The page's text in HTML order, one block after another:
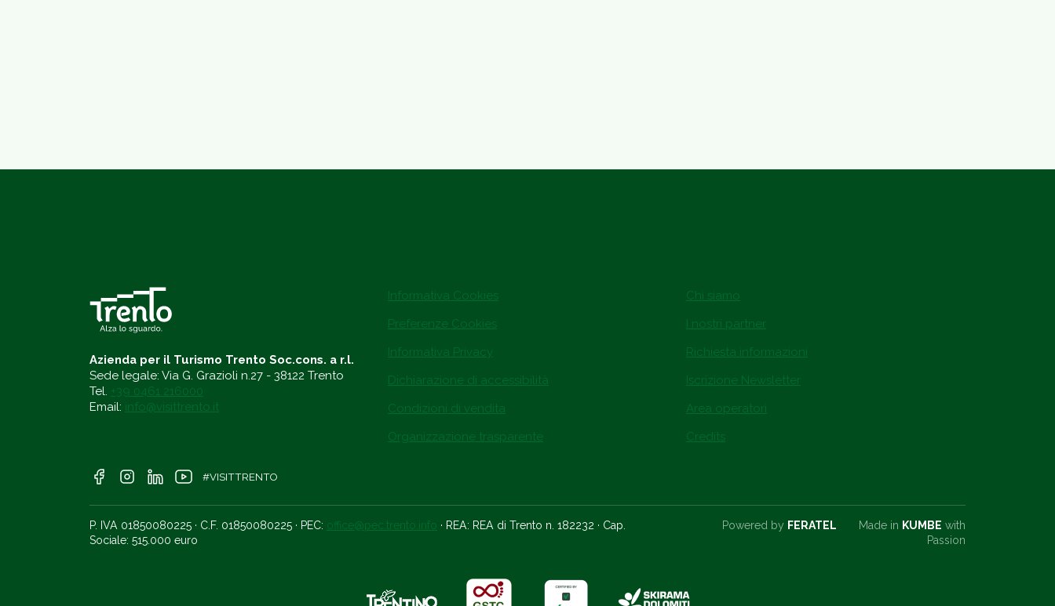
Azienda per il Turismo Trento Soc.cons. a r.l.
Sede legale: Via G. Grazioli n.27 - 38122 Trento
Tel. +39 0461 216000
Email: info@visittrento.it
Informativa Cookies
Preferenze Cookies
Informativa Privacy
Dichiarazione di accessibilità
Condizioni di vendita
Organizzazione trasparente
Chi siamo
I nostri partner
Richiesta informazioni
Iscrizione Newsletter
Area operatori
Credits
#VISITTRENTO
P. IVA 01850080225 · C.F. 01850080225 · PEC: office@pec.trento.info · REA: REA di Trento n. 182232 · Cap.
Sociale: 515.000 euro
Powered by FERATEL Made in KUMBE with
Passion